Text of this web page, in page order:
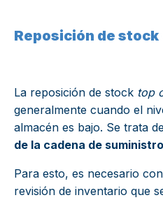
Reposición de stock
La reposición de stock top
generalmente cuando el
almacén es bajo. Se trata
de la cadena de suministro
Para esto, es necesario
revisión de inventario que